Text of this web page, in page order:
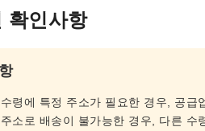
확인사항
령에 특정 주소가 필요한 경우, 공급
소로 배송이 불가능한 경우, 다른 수